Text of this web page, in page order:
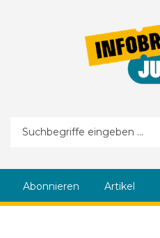
Suchformular
Abonnieren Artikel